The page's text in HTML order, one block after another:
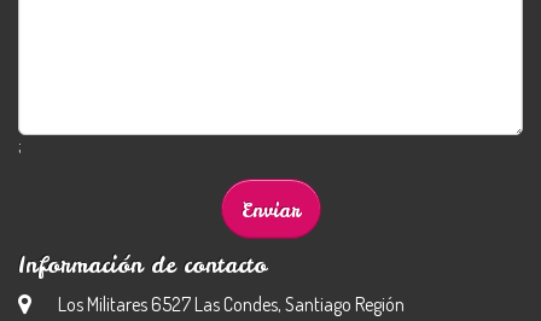
;
Información de contacto
Los Militares 6527 Las Condes, Santiago Región